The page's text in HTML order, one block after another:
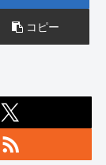
コピー